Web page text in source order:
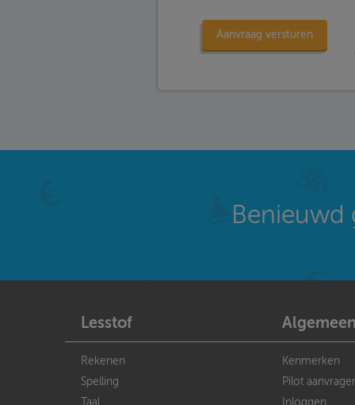
Aanvraag versturen
Benieuwd
Lesstof
Rekenen
Spelling
Taal
Kenmerken
Pilot
Inloggen